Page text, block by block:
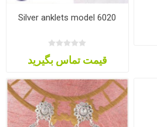
Silver anklets model 6020
قیمت تماس بگیرید